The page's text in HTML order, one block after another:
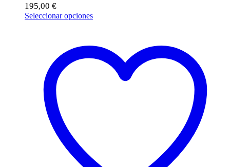
195,00 €
Seleccionar opcionesEste
variantes.
Las
opciones